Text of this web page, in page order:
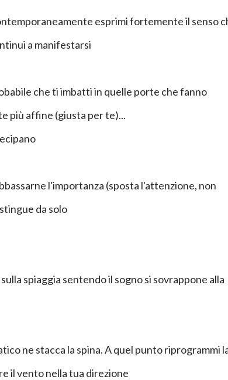
esprimi fortemente il senso
a manifestarsi
che ti imbatti in quelle porte che fanno
più affine (giusta per te)...
l'importanza (sposta l'attenzione, non
da solo
spiaggia sentendo il sogno si sovrappone alla
ne stacca la spina. A quel punto riprogrammi
il vento nella tua direzione